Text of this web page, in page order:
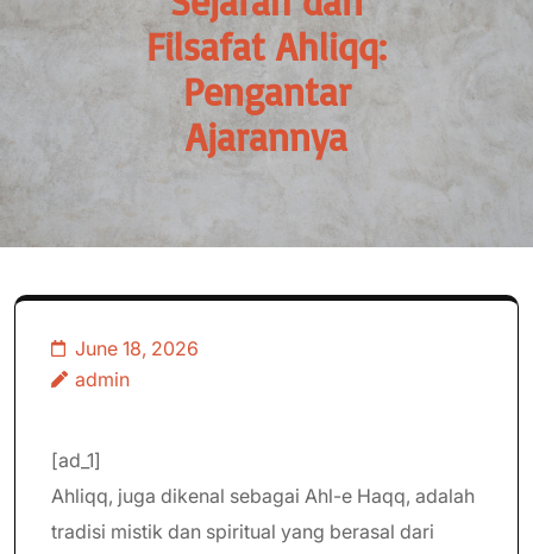
Filsafat Ahliqq:
Pengantar
Ajarannya
June 18, 2026
admin
[ad_1]
Ahliqq, juga dikenal sebagai Ahl-e Haqq, adalah
tradisi mistik dan spiritual yang berasal dari